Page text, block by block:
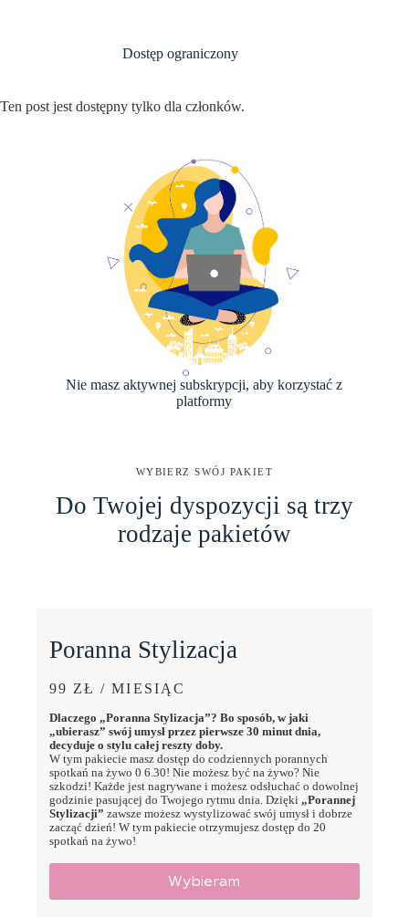
Dostęp ograniczony
Ten post jest dostępny tylko dla członków.
Nie masz aktywnej subskrypcji, aby korzystać z
platformy
WYBIERZ SWÓJ PAKIET
Do Twojej dyspozycji są trzy
rodzaje pakietów
Poranna Stylizacja
99 ZŁ / MIESIĄC
Dlaczego „Poranna Stylizacja”? Bo sposób, w jaki
„ubierasz” swój umysł przez pierwsze 30 minut dnia,
decyduje o stylu całej reszty doby.
W tym pakiecie masz dostęp do codziennych porannych
spotkań na żywo 0 6.30! Nie możesz być na żywo? Nie
szkodzi! Każde jest nagrywane i możesz odsłuchać o dowolnej
godzinie pasującej do Twojego rytmu dnia. Dzięki „Porannej
Stylizacji” zawsze możesz wystylizować swój umysł i dobrze
zacząć dzień! W tym pakiecie otrzymujesz dostęp do 20
spotkań na żywo!
Wybieram